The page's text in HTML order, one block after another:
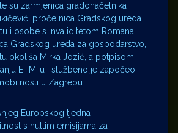
su zarmjenica gradonačelnika
pročelnica Gradskog ureda
i osobe s invaliditetom Romana
Gradskog ureda za gospodarstvo,
okoliša Mirka Jozić, a potpisom
ETM-u i službeno je započeo
u Zagrebu.
Europskog tjedna
s nultim emisijama za